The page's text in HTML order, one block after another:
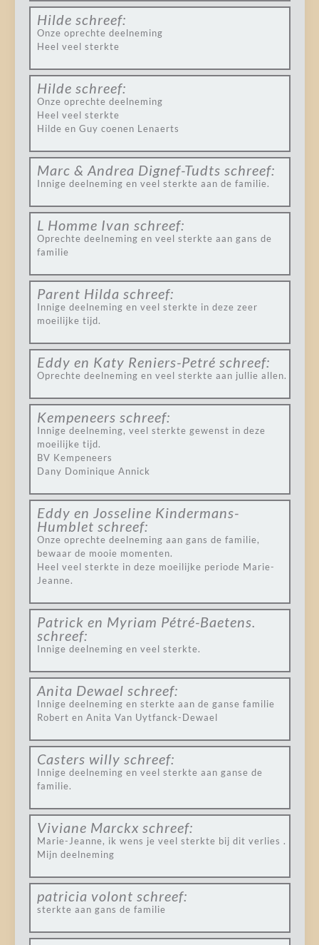
Hilde schreef:
Onze oprechte deelneming
Heel veel sterkte
Hilde schreef:
Onze oprechte deelneming
Heel veel sterkte
Hilde en Guy coenen Lenaerts
Marc & Andrea Dignef-Tudts schreef:
Innige deelneming en veel sterkte aan de familie.
L Homme Ivan schreef:
Oprechte deelneming en veel sterkte aan gans de
familie
Parent Hilda schreef:
Innige deelneming en veel sterkte in deze zeer
moeilijke tijd.
Eddy en Katy Reniers-Petré schreef:
Oprechte deelneming en veel sterkte aan jullie allen.
Kempeneers schreef:
Innige deelneming, veel sterkte gewenst in deze
moeilijke tijd.
BV Kempeneers
Dany Dominique Annick
Eddy en Josseline Kindermans-
Humblet schreef:
Onze oprechte deelneming aan gans de familie,
bewaar de mooie momenten.
Heel veel sterkte in deze moeilijke periode Marie-
Jeanne.
Patrick en Myriam Pétré-Baetens.
schreef:
Innige deelneming en veel sterkte.
Anita Dewael schreef:
Innige deelneming en sterkte aan de ganse familie
Robert en Anita Van Uytfanck-Dewael
Casters willy schreef:
Innige deelneming en veel sterkte aan ganse de
familie.
Viviane Marckx schreef:
Marie-Jeanne, ik wens je veel sterkte bij dit verlies .
Mijn deelneming
patricia volont schreef:
sterkte aan gans de familie